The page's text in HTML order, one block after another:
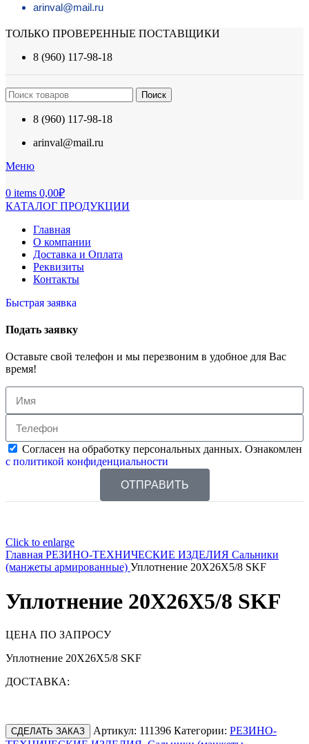
arinval@mail.ru
ТОЛЬКО ПРОВЕРЕННЫЕ ПОСТАВЩИКИ
8 (960) 117-98-18
Поиск
8 (960) 117-98-18
arinval@mail.ru
Меню
0 items 0,00₽
КАТАЛОГ ПРОДУКЦИИ
Главная
О компании
Доставка и Оплата
Реквизиты
Контакты
Быстрая заявка
Подать заявку
Оставьте свой телефон и мы перезвоним в удобное для Вас
время!
Согласен на обработку персональных данных. Ознакомлен
с политикой конфиденциальности
ОТПРАВИТЬ
Click to enlarge
Главная РЕЗИНО-ТЕХНИЧЕСКИЕ ИЗДЕЛИЯ Сальники
(манжеты армированные) Уплотнение 20X26X5/8 SKF
Уплотнение 20X26X5/8 SKF
ЦЕНА ПО ЗАПРОСУ
Уплотнение 20X26X5/8 SKF
ДОСТАВКА:
СДЕЛАТЬ ЗАКАЗ Артикул: 111396 Категории: РЕЗИНО-